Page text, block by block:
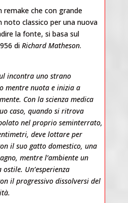
remake che con grande
classico per una nuova
la fonte, si basa sul
di Richard Matheson.
incontra uno strano
mentre nuota e inizia a
Con la scienza medica
caso, quando si ritrova
nel proprio seminterrato,
deve lottare per
il suo gatto domestico, una
mentre l’ambiente un
Un’esperienza
il progressivo dissolversi del